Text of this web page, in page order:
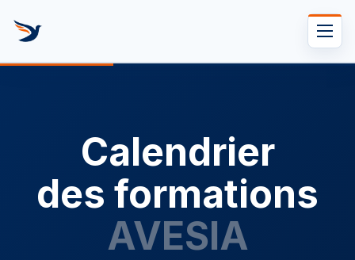
Calendrier
des formations
AVESIA